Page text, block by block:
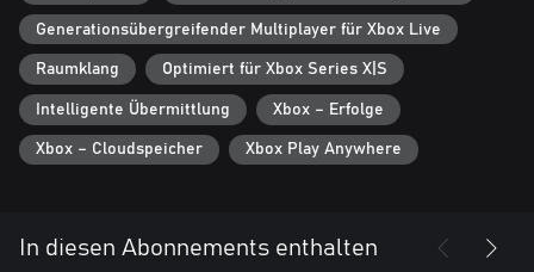
Generationsübergreifender Multiplayer für Xbox Live
Raumklang Optimiert für Xbox Series X|S
Intelligente Übermittlung Xbox – Erfolge
Xbox – Cloudspeicher Xbox Play Anywhere
In diesen Abonnements enthalten